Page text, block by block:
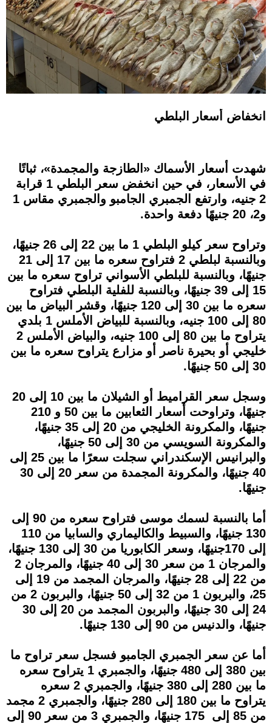
انخفاض أسعار البلطي
شهدت أسعار الأسماك «الطازجة والمجمدة»، ثباتًا
في الأسعار، في حين انخفض سعر البلطي 1 قرابة
2 جنيه، وارتفع الجمبري الجامبو والجمبري مقاس 1
و2، 20 جنيهًا دفعة واحدة.
وتراوح سعر كيلو البلطي 1 ما بين 22 إلى 26 جنيهًا،
وبالنسبة لبلطي 2 فتراوح سعره ما بين 17 إلى 21
جنيهًا، وبالنسبة للبلطي الأسواني تراوح سعره ما بين
15 إلى 39 جنيهًا، وبالنسبة للفلية البلطي فتراوح
سعره ما بين 30 إلى 120 جنيهًا، وقشر البياض ما بين
80 إلى 100 جنيه، وبالنسبة للبياض الأملس 1 بلدي
يتراوح ما بين 80 إلى 100 جنيه، والبياض الأملس 2
خليجي أو بحيرة ناصر أو مزارع يتراوح سعره ما بين
30 إلى 50 جنيهًا.
وسجل سعر القراميط أو الشيلان ما بين 10 إلى 20
جنيهًا، وتراوحت أسعار الثعابين ما بين 50 و 210
جنيهًا، والمكرونة الخليجي من 20 إلى 35 جنيهًا،
والمكرونة السويسي من 30 إلى 50 جنيهًا،
والبرانيس الإسكندراني سجلت سعرًا ما بين 25 إلى
40 جنيهًا، والمكرونة المجمدة من سعر 20 إلى 30
جنيهًا.
أما بالنسبة لسمك موسى فتراوح سعره من 90 إلى
130 جنيهًا، والسبيط والكاليماري والسابيا من 110
إلى 170جنيهًا، وسعر الكابوريا من 30 إلى 130 جنيهًا،
والمرجان 1 من سعر 30 إلى 40 جنيهًا، والمرجان 2
من 22 إلى 28 جنيهًا، والمرجان المجمد من 19 إلى
25، والبربون 1 من 32 إلى 50 جنيهًا، والبربون 2 من
24 إلى 30 جنيهًا، والبربون المجمد من 20 إلى 30
جنيهًا، والدنيس من 90 إلى 130 جنيهًا.
أما عن سعر الجمبري الجامبو فسجل سعر تراوح ما
بين 380 إلى 480 جنيهًا، والجمبري 1 يتراوح سعره
ما بين 280 إلى 380 جنيهًا، والجمبري 2 سعره
يتراوح ما بين 180 إلى 280 جنيهًا، والجمبري 2 مجمد
من 85 إلى 175 جنيهًا، والجمبري 3 من سعر 90 إلى